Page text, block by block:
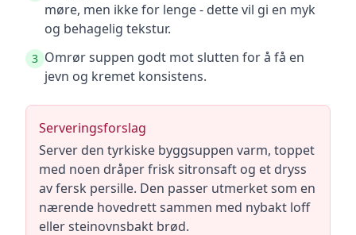
møre, men ikke for lenge - dette vil gi en myk
og behagelig tekstur.
3 Omrør suppen godt mot slutten for å få en
jevn og kremet konsistens.
Serveringsforslag
Server den tyrkiske byggsuppen varm, toppet
med noen dråper frisk sitronsaft og et dryss
av fersk persille. Den passer utmerket som en
nærende hovedrett sammen med nybakt loff
eller steinovnsbakt brød.